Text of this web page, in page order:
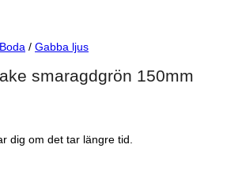
/ Gabba ljus
smaragdgrön 150mm
dig om det tar längre tid.